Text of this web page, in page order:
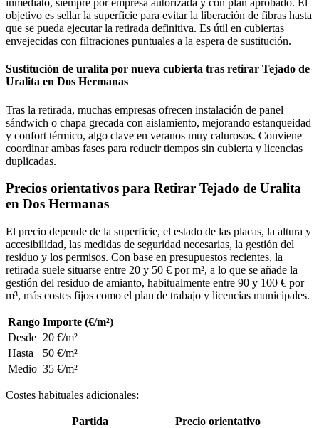
inmediato, siempre por empresa autorizada y con plan aprobado. El
objetivo es sellar la superficie para evitar la liberación de fibras hasta
que se pueda ejecutar la retirada definitiva. Es útil en cubiertas
envejecidas con filtraciones puntuales a la espera de sustitución.
Sustitución de uralita por nueva cubierta tras retirar Tejado de
Uralita en Dos Hermanas
Tras la retirada, muchas empresas ofrecen instalación de panel
sándwich o chapa grecada con aislamiento, mejorando estanqueidad
y confort térmico, algo clave en veranos muy calurosos. Conviene
coordinar ambas fases para reducir tiempos sin cubierta y licencias
duplicadas.
Precios orientativos para Retirar Tejado de Uralita
en Dos Hermanas
El precio depende de la superficie, el estado de las placas, la altura y
accesibilidad, las medidas de seguridad necesarias, la gestión del
residuo y los permisos. Con base en presupuestos recientes, la
retirada suele situarse entre 20 y 50 € por m², a lo que se añade la
gestión del residuo de amianto, habitualmente entre 90 y 100 € por
m³, más costes fijos como el plan de trabajo y licencias municipales.
Rango Importe (€/m²)
Desde 20 €/m²
Hasta
50 €/m²
Medio 35 €/m²
Costes habituales adicionales:
Partida
Precio orientativo